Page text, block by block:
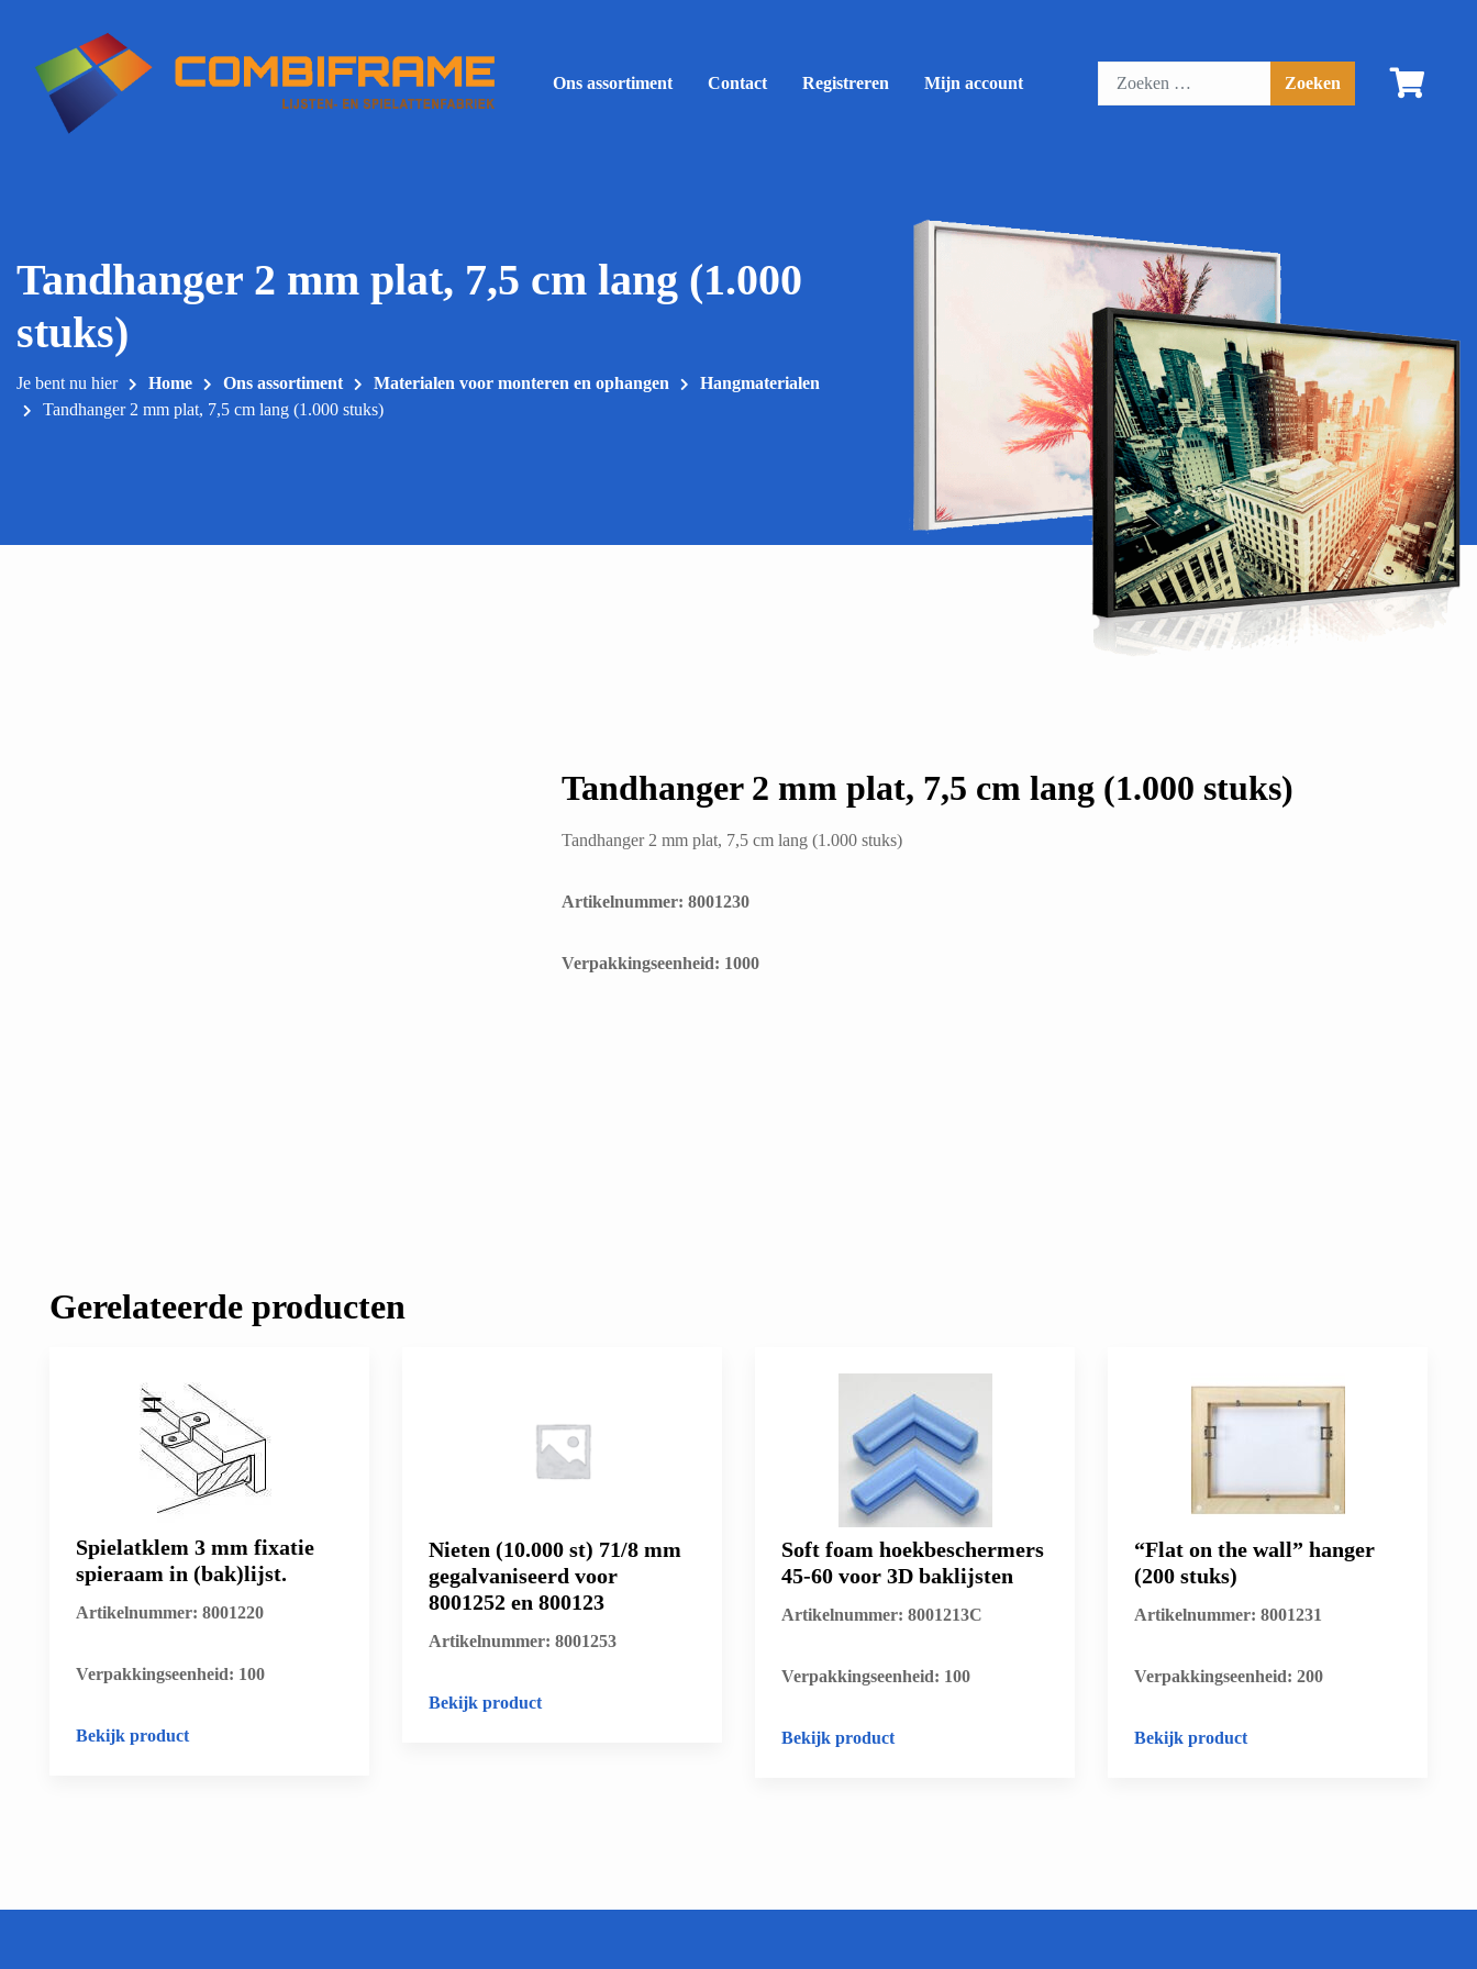
inhoud
Ons assortiment Contact Registreren Mijn account
Tandhanger 2 mm plat, 7,5 cm lang (1.000
stuks)
Je bent nu hier Home Ons assortiment Materialen voor monteren en ophangen
Hangmaterialen
Tandhanger 2 mm plat, 7,5 cm lang (1.000 stuks)
Tandhanger 2 mm plat, 7,5 cm lang (1.000 stuks)
Tandhanger 2 mm plat, 7,5 cm lang (1.000 stuks)
Artikelnummer: 8001230
​Verpakkingseenheid: 1000
Gerelateerde producten
Spielatklem 3 mm fixatie
spieraam in (bak)lijst.
Artikelnummer: 8001220
​Verpakkingseenheid: 100
Bekijk product
Nieten (10.000 st) 71/8 mm
gegalvaniseerd voor
8001252 en 800123
Artikelnummer: 8001253
Bekijk product
Soft foam hoekbeschermers
45-60 voor 3D baklijsten
Artikelnummer: 8001213C
​Verpakkingseenheid: 100
Bekijk product
“Flat on the wall” hanger
(200 stuks)
Artikelnummer: 8001231
​Verpakkingseenheid: 200
Bekijk product